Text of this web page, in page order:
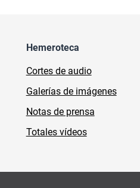
Hemeroteca
Cortes de audio
Galerías de imágenes
Notas de prensa
Totales vídeos